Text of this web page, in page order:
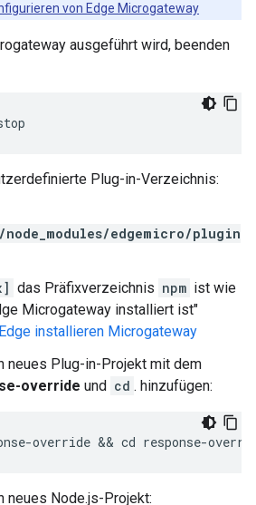
von Edge Microgateway
ausgeführt wird, beenden
Plug-in-Verzeichnis:
edgemicro/plugin
das Präfixverzeichnis npm ist wie
Microgateway installiert ist"
Edge installieren Microgateway
neues Plug-in-Projekt mit dem
override und cd . hinzufügen:
override && cd response-
neues Node.js-Projekt: